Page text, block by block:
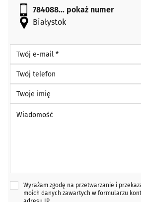
784088... pokaż numer
Białystok
Twój e-mail *
Twój telefon
Twoje imię
Wyrażam zgodę na przetwarzanie i
moich danych zawartych w formularzu